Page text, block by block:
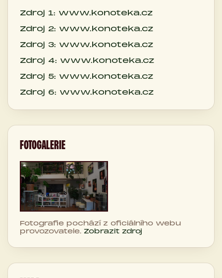
Zdroj 1: www.konoteka.cz
Zdroj 2: www.konoteka.cz
Zdroj 3: www.konoteka.cz
Zdroj 4: www.konoteka.cz
Zdroj 5: www.konoteka.cz
Zdroj 6: www.konoteka.cz
FOTOGALERIE
Fotografie pochází z oficiálního webu
provozovatele. Zobrazit zdroj